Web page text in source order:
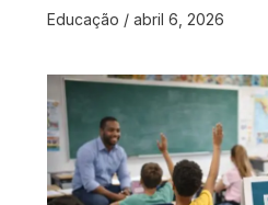
Educação / abril 6, 2026